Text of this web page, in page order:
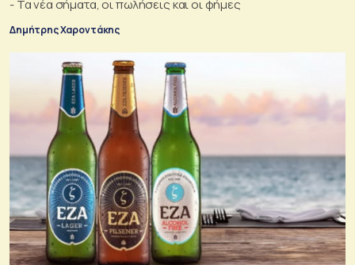
- Τα νέα σήματα, οι πωλήσεις και οι φήμες
Δημήτρης Χαροντάκης